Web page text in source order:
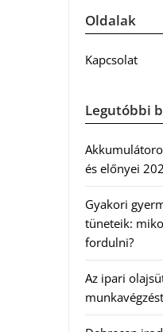
Oldalak
Kapcsolat
Legutóbbi
és előnyei
Gyakori
tüneteik:
fordulni?
Az ipari
munkavégzést